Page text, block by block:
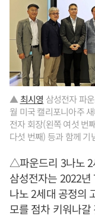
▲ 최시영 삼성전자 파
월 미국 캘리포니아주
전자 회장(왼쪽 여섯 번
다섯 번째) 등과 함께 기
△파운드리 3나노 2
삼성전자는 2022
나노 2세대 공정의
모를 점차 키워나